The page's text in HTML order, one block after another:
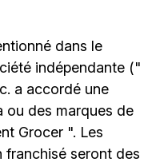
dans le
indépendante ("
a accordé une
ou des marques de
Grocer ". Les
franchisé seront des